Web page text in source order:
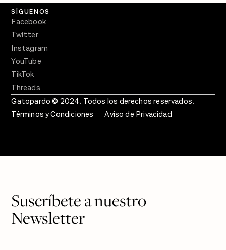
SÍGUENOS
Facebook
Twitter
Instagram
YouTube
TikTok
Threads
Gatopardo © 2024. Todos los derechos reservados.
Términos y Condiciones
Aviso de Privacidad
Suscríbete a nuestro
Newsletter